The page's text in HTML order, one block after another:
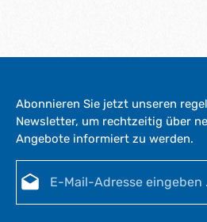
Abonnieren Sie jetzt unseren
Newsletter, um rechtzeitig über
Angebote informiert zu werden.